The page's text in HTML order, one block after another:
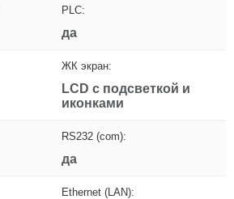
PLC:
да
ЖК экран:
LCD с подсветкой и
иконками
RS232 (com):
да
Ethernet (LAN):